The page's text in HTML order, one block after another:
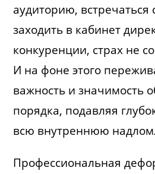
аудиторию, встречаться
заходить в кабинет
конкуренции, страх не
И на фоне этого
важность и значимость
порядка, подавляя
всю внутреннюю
Профессиональная